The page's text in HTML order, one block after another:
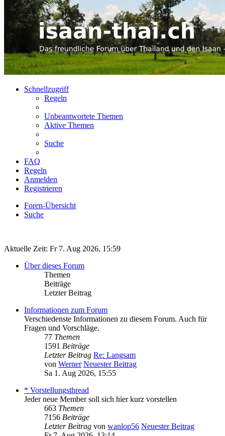
Schnellzugriff
Regeln
Unbeantwortete Themen
Aktive Themen
Suche
FAQ
Regeln
Anmelden
Registrieren
Foren-Übersicht
Suche
Aktuelle Zeit: Fr 7. Aug 2026, 15:59
Über dieses Forum
Themen
Beiträge
Letzter Beitrag
Informationen zum Forum
Verschiedenste Informationen zu diesem Forum. Auch für
Fragen und Vorschläge.
77 Themen
1591 Beiträge
Letzter Beitrag Re: Langsam
von Werner Neuester Beitrag
Sa 1. Aug 2026, 15:55
* Vorstellungsthread
Jeder neue Member soll sich hier kurz vorstellen
663 Themen
7156 Beiträge
Letzter Beitrag von wanlop56 Neuester Beitrag